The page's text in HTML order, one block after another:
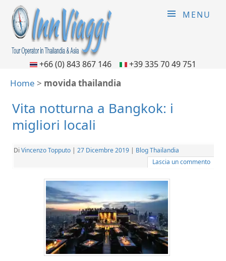
MENU
+66 (0) 843 867 146 +39 335 70 49 751
Home > movida thailandia
Vita notturna a Bangkok: i
migliori locali
Di Vincenzo Topputo | 27 Dicembre 2019 | Blog Thailandia
Lascia un commento